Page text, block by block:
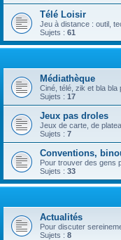
Télé Loisir
Jeu à distance : outil,
Sujets : 61
Médiathèque
Ciné, télé, zik et bla
Sujets : 17
Jeux pas droles
Jeux de carte, de
Sujets : 7
Conventions,
Pour trouver des gens
Sujets : 33
Actualités
Pour discuter
Sujets : 8